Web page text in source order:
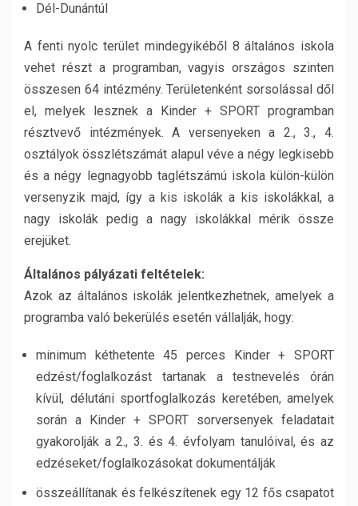
Dél-Dunántúl
A fenti nyolc terület mindegyikéből 8 általános iskola
vehet részt a programban, vagyis országos szinten
összesen 64 intézmény. Területenként sorsolással dől
el, melyek lesznek a Kinder + SPORT programban
résztvevő intézmények. A versenyeken a 2., 3., 4.
osztályok összlétszámát alapul véve a négy legkisebb
és a négy legnagyobb taglétszámú iskola külön-külön
versenyzik majd, így a kis iskolák a kis iskolákkal, a
nagy iskolák pedig a nagy iskolákkal mérik össze
erejüket.
Általános pályázati feltételek:
Azok az általános iskolák jelentkezhetnek, amelyek a
programba való bekerülés esetén vállalják, hogy:
minimum kéthetente 45 perces Kinder + SPORT
edzést/foglalkozást tartanak a testnevelés órán
kívül, délutáni sportfoglalkozás keretében, amelyek
során a Kinder + SPORT sorversenyek feladatait
gyakorolják a 2., 3. és 4. évfolyam tanulóival, és az
edzéseket/foglalkozásokat dokumentálják
összeállítanak és felkészítenek egy 12 fős csapatot